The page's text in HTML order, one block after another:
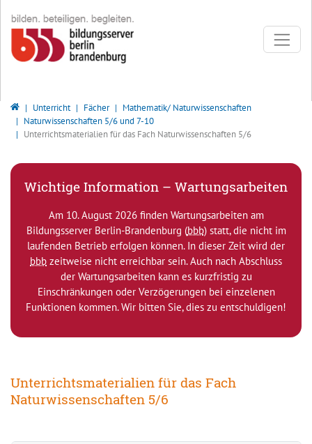
Bildungsserver Berlin - Brandenburg
Unterricht Fächer
Mathematik/ Naturwissenschaften
Naturwissenschaften 5/6 und 7-10
Unterrichtsmaterialien für das Fach Naturwissenschaften 5/6
Wichtige Information – Wartungsarbeiten
Am 10. August 2026 finden Wartungsarbeiten am
Bildungsserver Berlin-Brandenburg (bbb) statt, die nicht im
laufenden Betrieb erfolgen können. In dieser Zeit wird der
bbb zeitweise nicht erreichbar sein. Auch nach Abschluss
der Wartungsarbeiten kann es kurzfristig zu
Einschränkungen oder Verzögerungen bei einzelenen
Funktionen kommen. Wir bitten Sie, dies zu entschuldigen!
Unterrichtsmaterialien für das Fach
Naturwissenschaften 5/6